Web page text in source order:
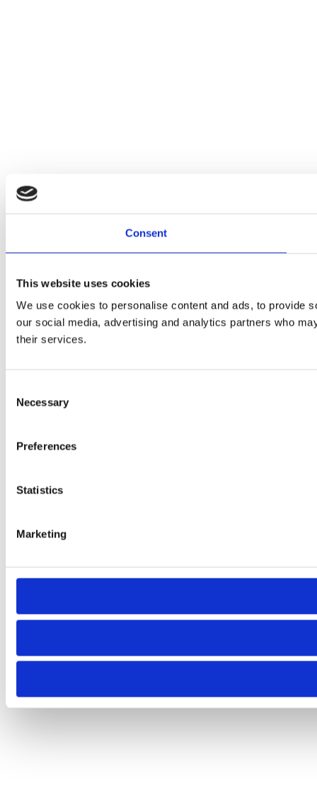
Consent
This website uses cookies
We use cookies to personalise content and ads, to provide
our social media, advertising and analytics partners who
their services.
Selection
Necessary
Preferences
Statistics
Marketing